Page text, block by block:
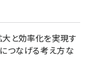
大と効率化を実現す
つなげる考え方な